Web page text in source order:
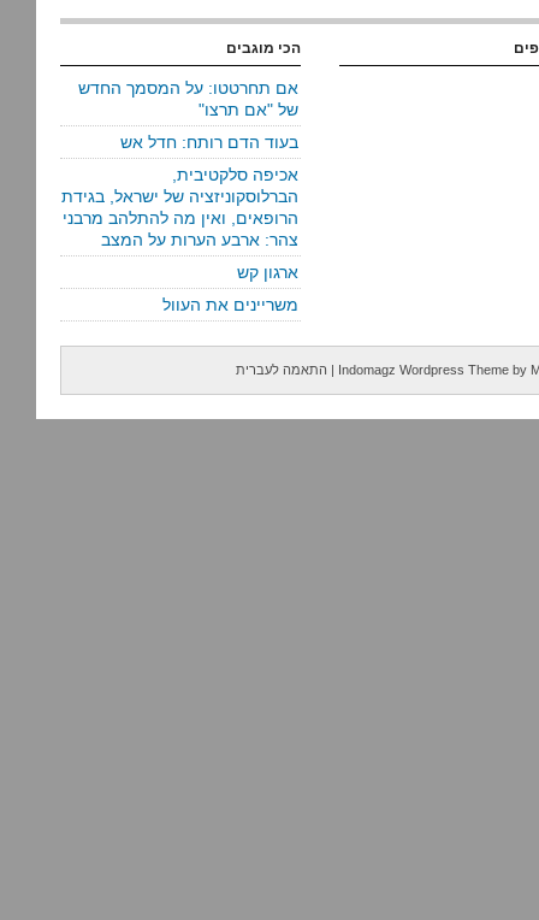
הכי מוגבים
אם תחרטטו: על המסמך החדש
של "אם תרצו"
בעוד הדם רותח: חדל אש
אכיפה סלקטיבית,
הברלוסקוניזציה של ישראל, בגידת
הרופאים, ואין מה להתלהב מרבני
צהר: ארבע הערות על המצב
ארגון קש
משריינים את העוול
Indomagz Wordpress Theme by
| התאמה לעברית